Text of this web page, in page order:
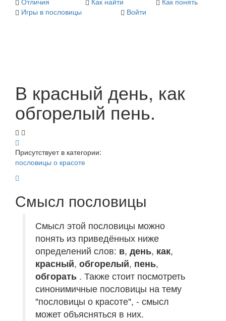
Игры в пословицы
Войти
В красный день, как
обгорелый пень.
Присутствует в категории:
пословицы о красоте
Смысл пословицы
Смысл этой пословицы можно
понять из приведённых ниже
определений слов: в, день, как,
красный, обгорелый, пень,
обгорать . Также стоит посмотреть
синонимичные пословицы на тему
"пословицы о красоте", - смысл
может объясняться в них.